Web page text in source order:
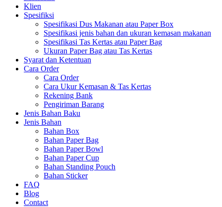
Klien
Spesifiksi
Spesifikasi Dus Makanan atau Paper Box
Spesifikasi jenis bahan dan ukuran kemasan makanan
Spesifikasi Tas Kertas atau Paper Bag
Ukuran Paper Bag atau Tas Kertas
Syarat dan Ketentuan
Cara Order
Cara Order
Cara Ukur Kemasan & Tas Kertas
Rekening Bank
Pengiriman Barang
Jenis Bahan Baku
Jenis Bahan
Bahan Box
Bahan Paper Bag
Bahan Paper Bowl
Bahan Paper Cup
Bahan Standing Pouch
Bahan Sticker
FAQ
Blog
Contact